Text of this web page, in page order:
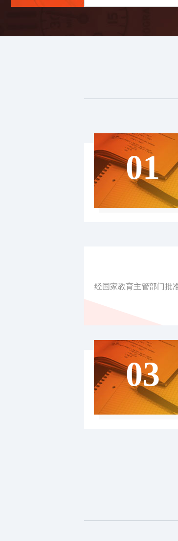
01
经国家教育主管部门批
03